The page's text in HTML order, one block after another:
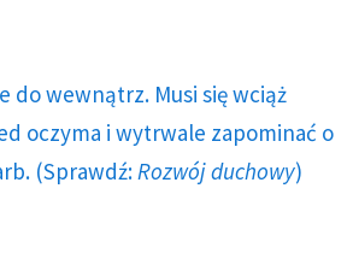
do wewnątrz. Musi się wciąż
oczyma i wytrwale zapominać o
(Sprawdź: Rozwój duchowy)